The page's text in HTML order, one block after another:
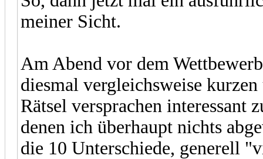
meiner Sicht.
Am Abend vor dem
diesmal vergleichsweise
Rätsel versprachen interessant
denen ich überhaupt nichts
die 10 Unterschiede, generell